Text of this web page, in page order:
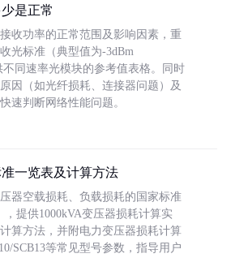
是正常
收功率的正常范围及影响因素，重
光标准（典型值为-3dBm
不同速率光模块的参考值表格。同时
因（如光纤损耗、连接器问题）及
速判断网络性能问题。
一览表及计算方法
器空载损耗、负载损耗的国家标准
，提供1000kVA变压器损耗计算实
算方法，并附电力变压器损耗计算
SCB13等常见型号参数，指导用户